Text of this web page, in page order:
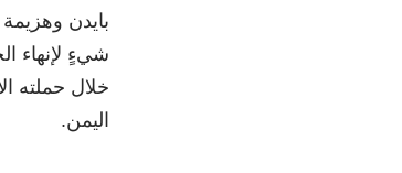
بايدن وهزيمة
شيءٍ لإنهاء
خلال حملته
اليمن.